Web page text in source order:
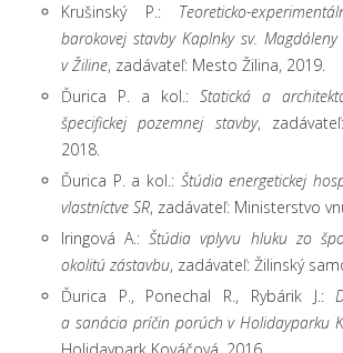
Krušinský P.: Teoreticko-
barokovej stavby Kaplnky sv.
v Žiline, zadávateľ: Mesto Žilina, 2019.
Ďurica P. a kol.: Statická a
špecifickej pozemnej stavby,
2018.
Ďurica P. a kol.: Štúdia energetickej
vlastníctve SR, zadávateľ: Ministerstvo
Iringová A.:Štúdia vplyvu hluku zo
okolitú zástavbu, zadávateľ: Žilinský
Ďurica P., Ponechal R., Rybárik J.:
a sanácia príčin porúch v Holidayparku